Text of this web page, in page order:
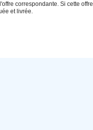
correspondante. Si cette offre
et livrée.